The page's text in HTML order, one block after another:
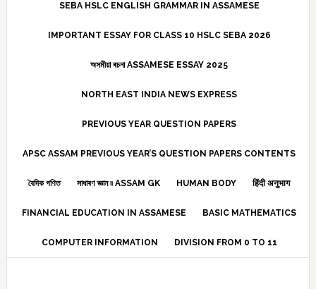
SEBA HSLC ENGLISH GRAMMAR IN ASSAMESE
IMPORTANT ESSAY FOR CLASS 10 HSLC SEBA 2026
অসমীয়া ৰচনা ASSAMESE ESSAY 2025
NORTH EAST INDIA NEWS EXPRESS
PREVIOUS YEAR QUESTION PAPERS
APSC ASSAM PREVIOUS YEAR’S QUESTION PAPERS CONTENTS
বৈদিক গণিত সাধাৰণ জ্ঞান ৷৷ ASSAM GK HUMAN BODY हिंदी अनुभाग
FINANCIAL EDUCATION IN ASSAMESE BASIC MATHEMATICS
COMPUTER INFORMATION DIVISION FROM 0 TO 11